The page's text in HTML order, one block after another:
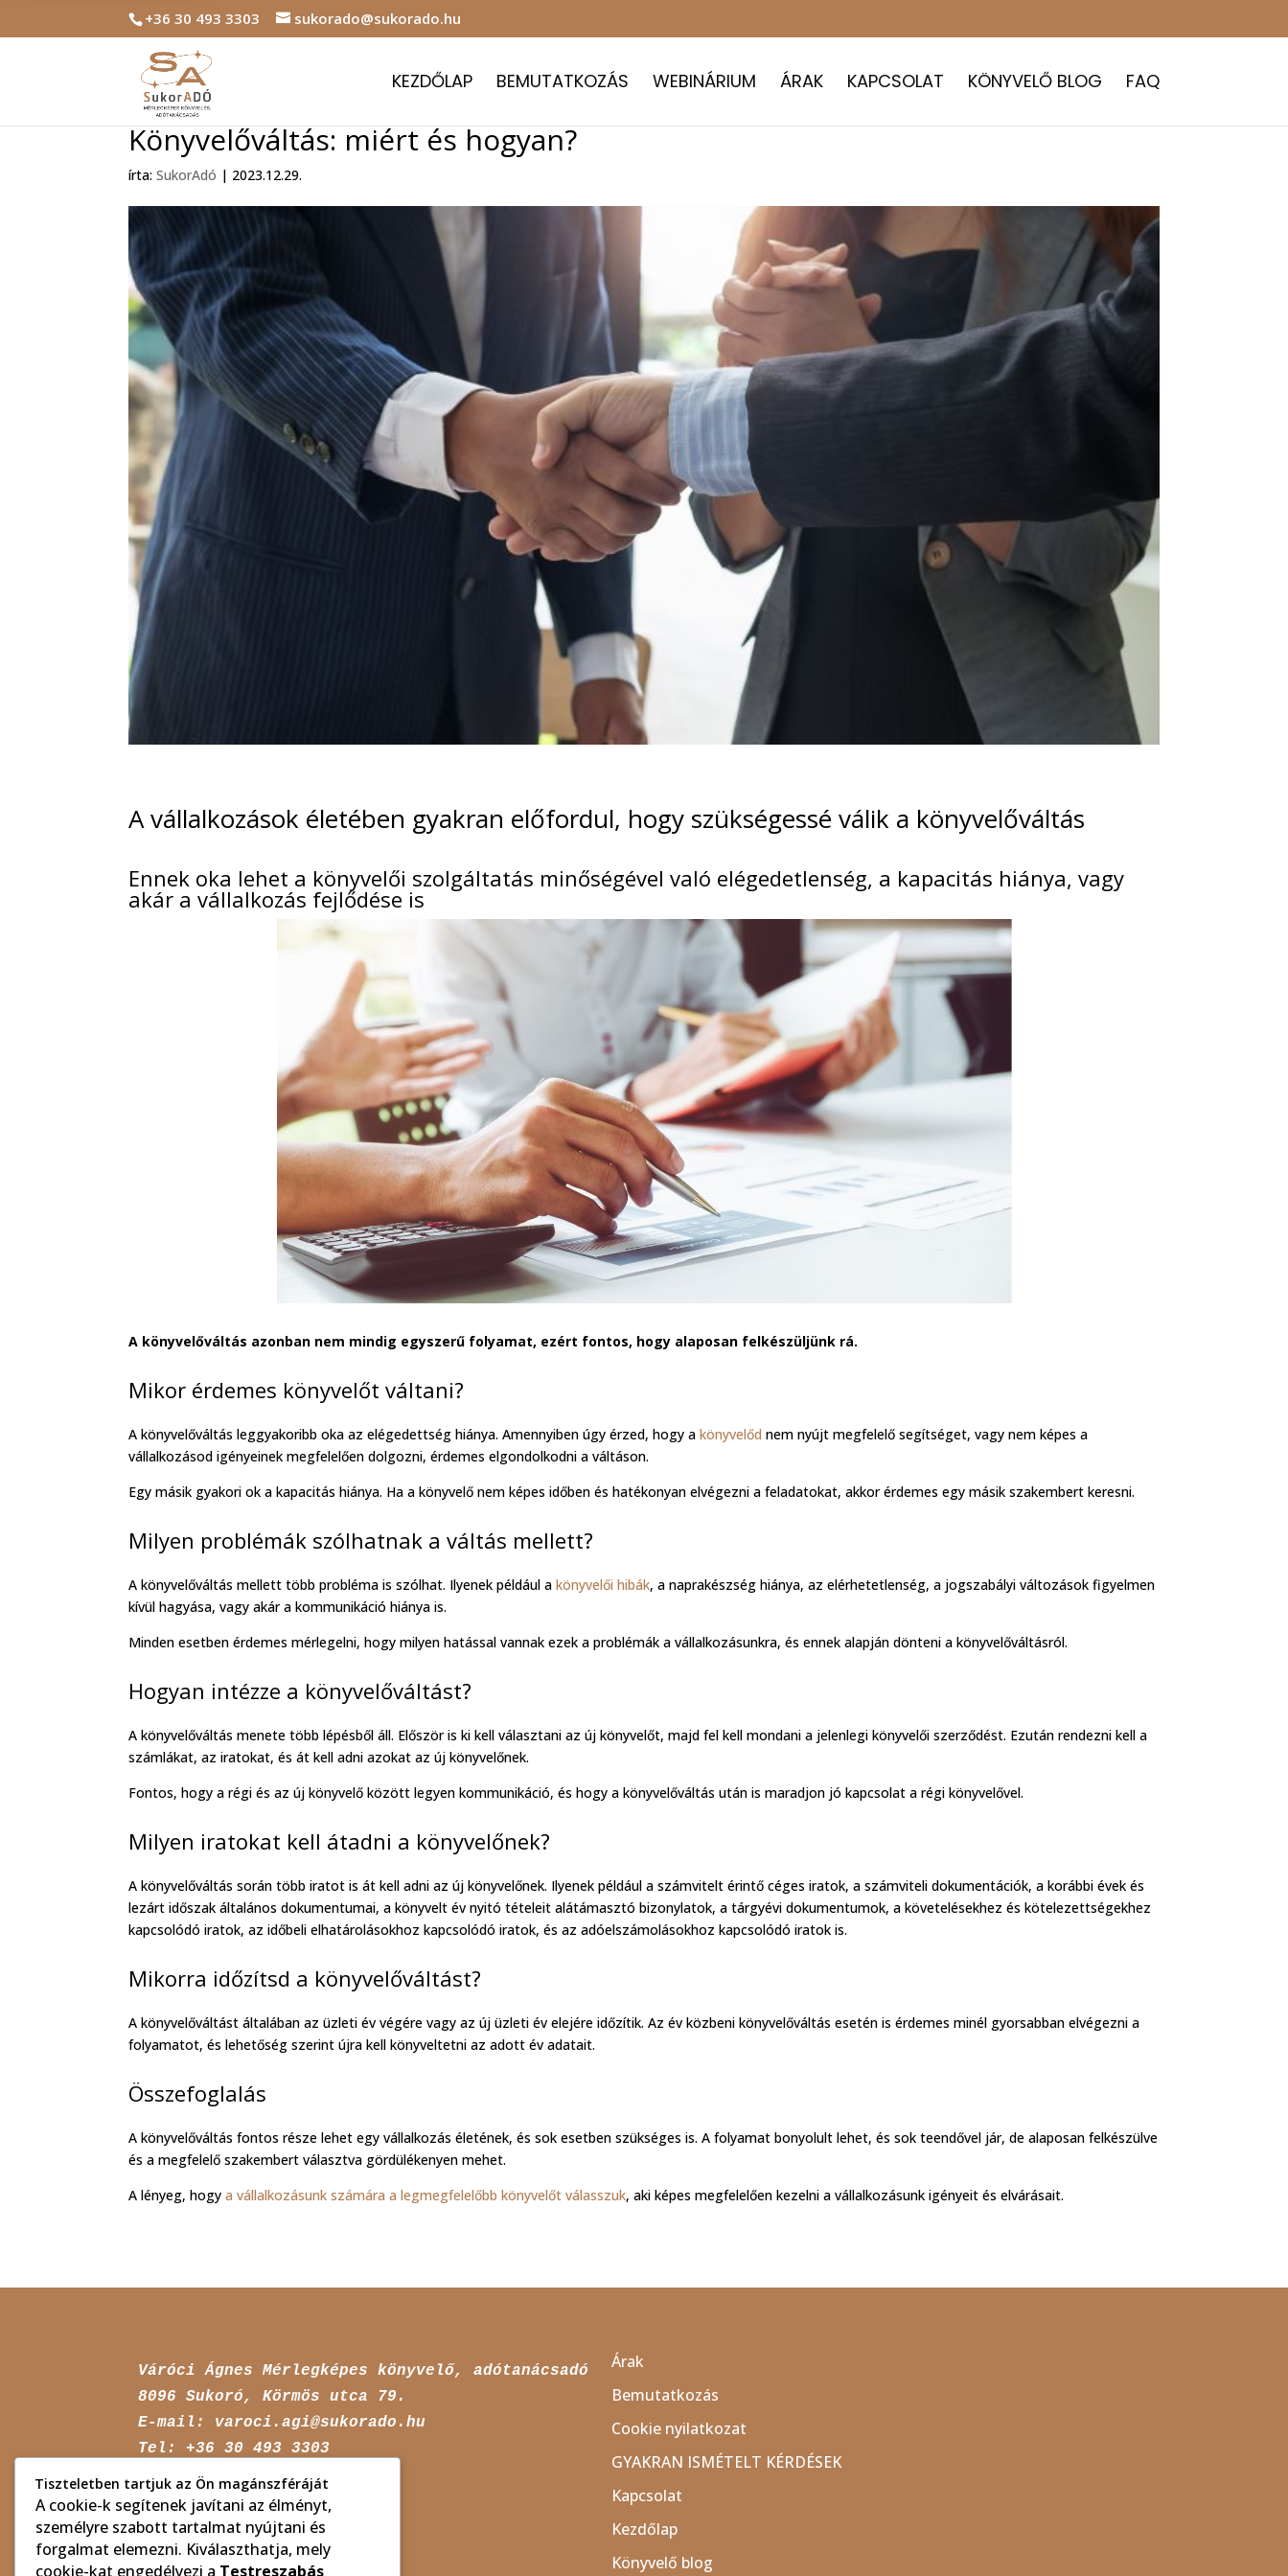
+36 30 493 3303 sukorado@sukorado.hu
KEZDŐLAP BEMUTATKOZÁS WEBINÁRIUM ÁRAK KAPCSOLAT KÖNYVELŐ BLOG FAQ
Könyvelőváltás: miért és hogyan?
írta:SukorAdó | 2023.12.29.
A vállalkozások életében gyakran előfordul, hogy szükségessé válik a könyvelőváltás
Ennek oka lehet a könyvelői szolgáltatás minőségével való elégedetlenség, a kapacitás hiánya, vagy
akár a vállalkozás fejlődése is
A könyvelőváltás azonban nem mindig egyszerű folyamat, ezért fontos, hogy alaposan felkészüljünk rá.
Mikor érdemes könyvelőt váltani?
A könyvelőváltás leggyakoribb oka az elégedettség hiánya. Amennyiben úgy érzed, hogy akönyvelőd nem nyújt megfelelő segítséget, vagy nem képes a
vállalkozásod igényeinek megfelelően dolgozni, érdemes elgondolkodni a váltáson.
Egy másik gyakori ok a kapacitás hiánya. Ha a könyvelő nem képes időben és hatékonyan elvégezni a feladatokat, akkor érdemes egy másik szakembert keresni.
Milyen problémák szólhatnak a váltás mellett?
A könyvelőváltás mellett több probléma is szólhat. Ilyenek például akönyvelői hibák, a naprakészség hiánya, az elérhetetlenség, a jogszabályi változások figyelmen
kívül hagyása, vagy akár a kommunikáció hiánya is.
Minden esetben érdemes mérlegelni, hogy milyen hatással vannak ezek a problémák a vállalkozásunkra, és ennek alapján dönteni a könyvelőváltásról.
Hogyan intézze a könyvelőváltást?
A könyvelőváltás menete több lépésből áll. Először is ki kell választani az új könyvelőt, majd fel kell mondani a jelenlegi könyvelői szerződést. Ezután rendezni kell a
számlákat, az iratokat, és át kell adni azokat az új könyvelőnek.
Fontos, hogy a régi és az új könyvelő között legyen kommunikáció, és hogy a könyvelőváltás után is maradjon jó kapcsolat a régi könyvelővel.
Milyen iratokat kell átadni a könyvelőnek?
A könyvelőváltás során több iratot is át kell adni az új könyvelőnek. Ilyenek például a számvitelt érintő céges iratok, a számviteli dokumentációk, a korábbi évek és
lezárt időszak általános dokumentumai, a könyvelt év nyitó tételeit alátámasztó bizonylatok, a tárgyévi dokumentumok, a követelésekhez és kötelezettségekhez
kapcsolódó iratok, az időbeli elhatárolásokhoz kapcsolódó iratok, és az adóelszámolásokhoz kapcsolódó iratok is.
Mikorra időzítsd a könyvelőváltást?
A könyvelőváltást általában az üzleti év végére vagy az új üzleti év elejére időzítik. Az év közbeni könyvelőváltás esetén is érdemes minél gyorsabban elvégezni a
folyamatot, és lehetőség szerint újra kell könyveltetni az adott év adatait.
Összefoglalás
A könyvelőváltás fontos része lehet egy vállalkozás életének, és sok esetben szükséges is. A folyamat bonyolult lehet, és sok teendővel jár, de alaposan felkészülve
és a megfelelő szakembert választva gördülékenyen mehet.
A lényeg, hogya vállalkozásunk számára a legmegfelelőbb könyvelőt válasszuk, aki képes megfelelően kezelni a vállalkozásunk igényeit és elvárásait.
8096 Sukoró, Körmös utca 79.
E-mail: varoci.agi@sukorado.hu
Tel: +36 30 493 3303
Árak
Bemutatkozás
Cookie nyilatkozat
GYAKRAN ISMÉTELT KÉRDÉSEK
Kapcsolat
Kezdőlap
Könyvelő blog
Tiszteletben tartjuk az Ön magánszféráját
A cookie-k segítenek javítani az élményt,
személyre szabott tartalmat nyújtani és
forgalmat elemezni. Kiválaszthatja, mely
cookie-kat engedélyezi a Testreszabás